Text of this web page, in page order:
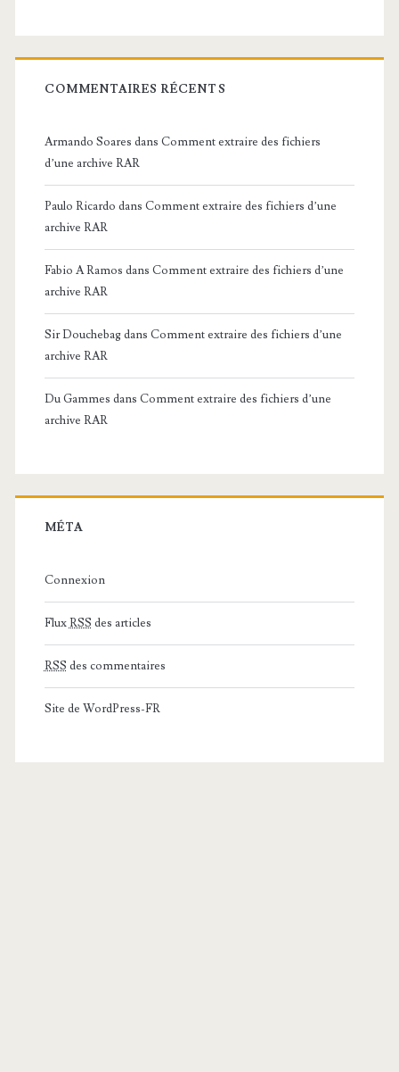
COMMENTAIRES RÉCENTS
Armando Soares dans Comment extraire des fichiers
d’une archive RAR
Paulo Ricardo dans Comment extraire des fichiers d’une
archive RAR
Fabio A Ramos dans Comment extraire des fichiers d’une
archive RAR
Sir Douchebagdans Comment extraire des fichiers d’une
archive RAR
Du Gammes dans Comment extraire des fichiers d’une
archive RAR
MÉTA
Connexion
FluxRSS des articles
RSS des commentaires
Site de WordPress-FR